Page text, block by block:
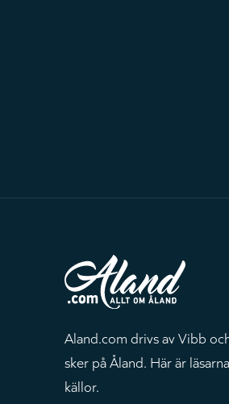
Aland.com drivs av Vibb
sker på Åland. Här är
källor.